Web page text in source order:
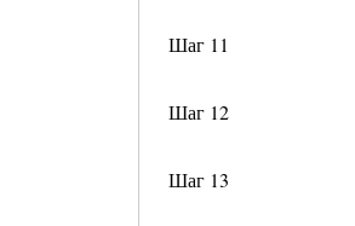
Шаг 11
Шаг 12
Шаг 13